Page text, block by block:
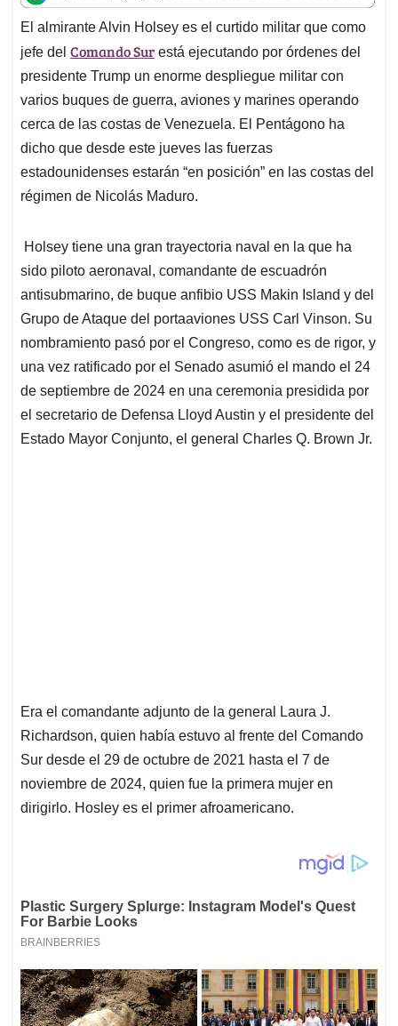
t
s
A
p
p
e
b
o
o
k
k
e
d
n
i
l
e
a
d
s
El almirante Alvin Holsey es el curtido militar que como
jefe del Comando Sur está ejecutando por órdenes del
presidente Trump un enorme despliegue militar con
varios buques de guerra, aviones y marines operando
cerca de las costas de Venezuela. El Pentágono ha
dicho que desde este jueves las fuerzas
estadounidenses estarán “en posición” en las costas del
régimen de Nicolás Maduro.
Holsey tiene una gran trayectoria naval en la que ha
sido piloto aeronaval, comandante de escuadrón
antisubmarino, de buque anfibio USS Makin Island y del
Grupo de Ataque del portaaviones USS Carl Vinson. Su
nombramiento pasó por el Congreso, como es de rigor, y
una vez ratificado por el Senado asumió el mando el 24
de septiembre de 2024 en una ceremonia presidida por
el secretario de Defensa Lloyd Austin y el presidente del
Estado Mayor Conjunto, el general Charles Q. Brown Jr.
Era el comandante adjunto de la general Laura J.
Richardson, quien había estuvo al frente del Comando
Sur desde el 29 de octubre de 2021 hasta el 7 de
noviembre de 2024, quien fue la primera mujer en
dirigirlo. Hosley es el primer afroamericano.